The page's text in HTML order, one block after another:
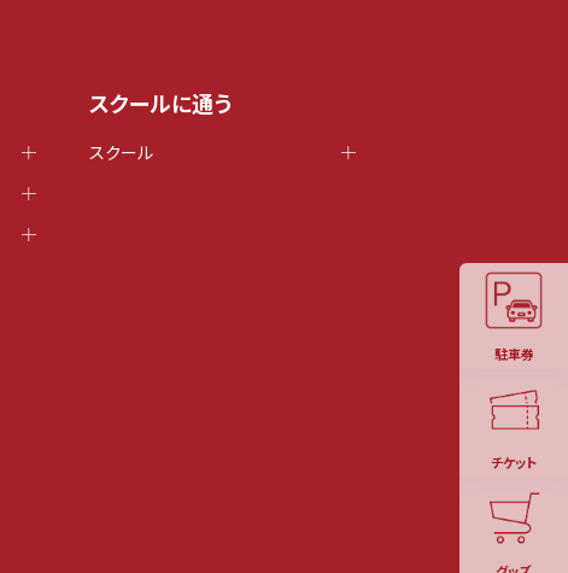
駐車券
チケット
スクールに通う
スクール